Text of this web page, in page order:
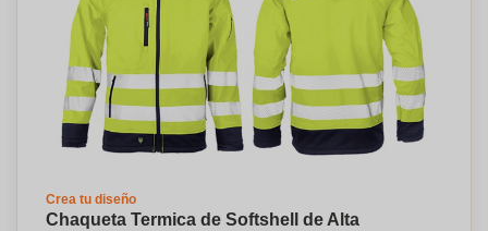
Crea tu diseño
Chaqueta Termica de Softshell de Alta